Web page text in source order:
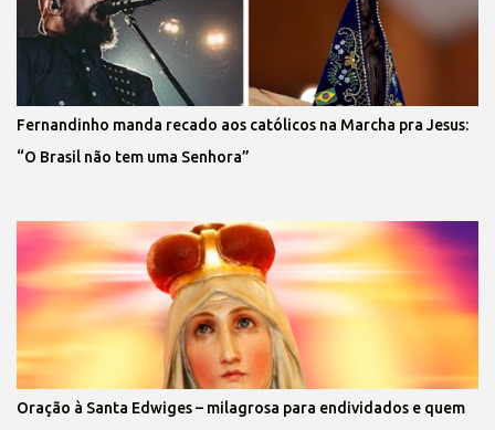
Fernandinho manda recado aos católicos na Marcha pra Jesus:
“O Brasil não tem uma Senhora”
Oração à Santa Edwiges – milagrosa para endividados e quem